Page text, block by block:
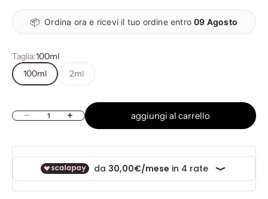
📦 Ordina ora e ricevi il tuo ordine entro09 Agosto
Taglia:100ml
100ml
2ml
Diminuisci quantitàAumenta quantità aggiungi al carrello